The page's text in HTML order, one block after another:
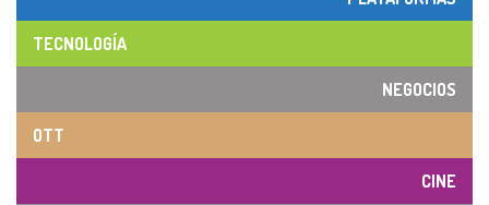
TECNOLOGÍA
NEGOCIOS
OTT
CINE